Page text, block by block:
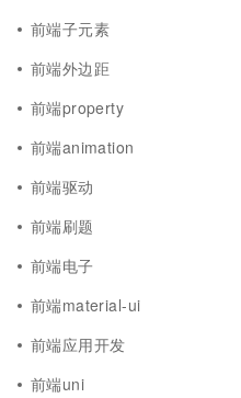
前端子元素
前端外边距
前端property
前端animation
前端驱动
前端刷题
前端电子
前端material-ui
前端应用开发
前端uni